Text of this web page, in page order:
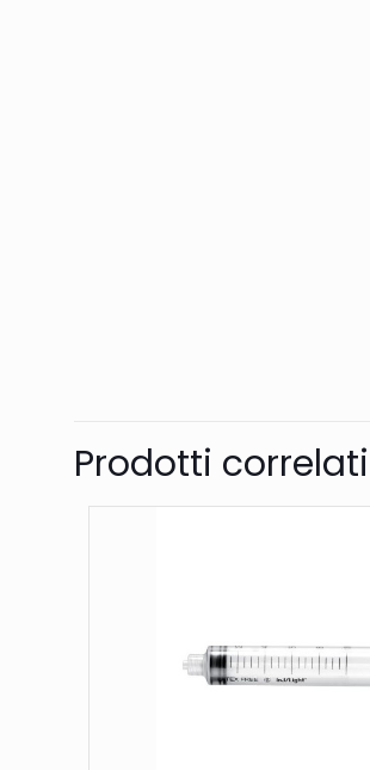
Prodotti correlati